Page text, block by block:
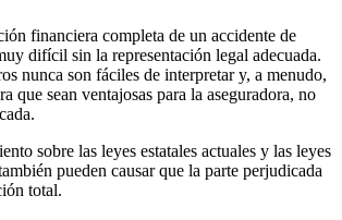
financiera completa de un accidente de
difícil sin la representación legal adecuada.
nunca son fáciles de interpretar y, a menudo,
que sean ventajosas para la aseguradora, no
sobre las leyes estatales actuales y las leyes
pueden causar que la parte perjudicada
total.